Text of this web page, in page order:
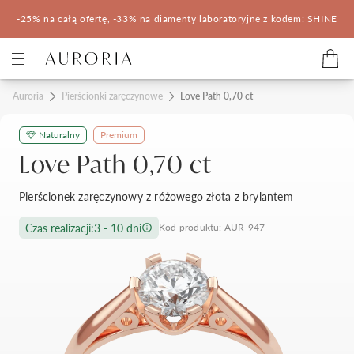
-25% na całą ofertę, -33% na diamenty laboratoryjne z kodem: SHINE
Kategorie
Pierścionki zaręczynowe
Pomocne
Konfigurator 3D
Salony Auroria
Salony Auroria
Salon Auroria Arkadia
Korzyści z zakupu
Auroria Pierścionki zaręczynowe Love Path 0,70 ct
Naturalny Premium
Love Path 0,70 ct
Pierścionek zaręczynowy z różowego złota z brylantem
Czas realizacji:3 - 10 dni Kod produktu: AUR-947